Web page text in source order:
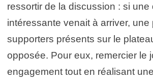
ressortir de la discussion : si une
intéressante venait à arriver, une
supporters présents sur le
opposée. Pour eux, remercier le
engagement tout en réalisant